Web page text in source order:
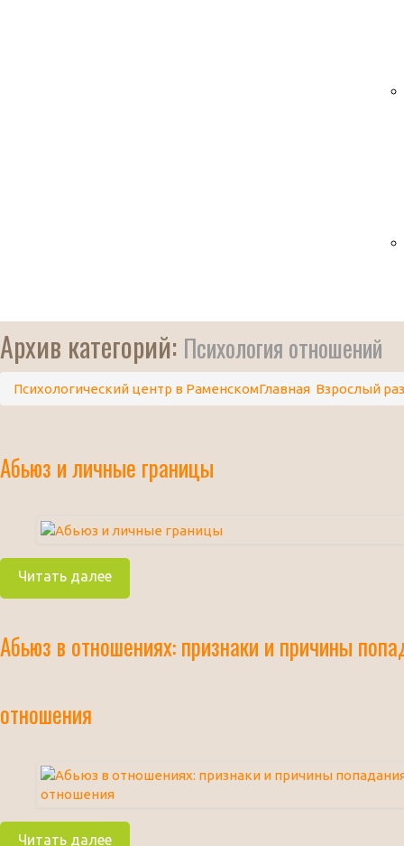
Архив категорий: Психология отношений
Психологический центр в РаменскомГлавная Взрослый
Абьюз и личные границы
Читать далее
Абьюз в отношениях: признаки и причины
отношения
Читать далее